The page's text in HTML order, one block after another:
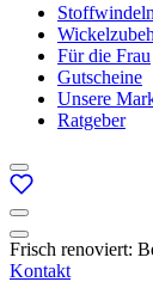
Stoffwindeln
Für die Frau
Gutscheine
Unsere
Ratgeber
Frisch renoviert:
Kontakt